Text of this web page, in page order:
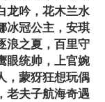
龙吟，花木兰水
冰冠公主，安琪
浪之夏，百里守
眼统帅，上官婉
，蒙犽狂想玩偶
老夫子航海奇遇